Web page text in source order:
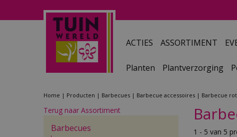
Home Producten Barbecues Barbecue accessoires Barbecue
ACTIES ASSORTIMENT
Planten Plantverzorging
1 - 5 van 5
Terug naar Assortiment
Barbecues